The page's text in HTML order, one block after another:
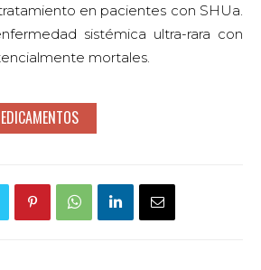
en pacientes con SHUa.
sistémica ultra-rara con
mortales.